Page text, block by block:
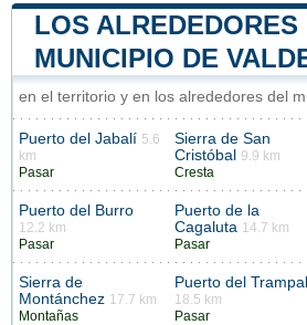
LOS ALREDEDORES
MUNICIPIO DE
en el territorio y en los alrededores del
Puerto del Jabalí 5.6
km
Pasar
Sierra de San
Cristóbal
9.9 km
Cresta
Puerto del Burro
12.2 km
Pasar
Puerto de la
Cagaluta 14.7 km
Pasar
Sierra de
Montánchez 17.7 km
Montañas
Puerto del Trampal
18.5 km
Pasar